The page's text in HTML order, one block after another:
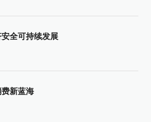
全可持续发展
新蓝海